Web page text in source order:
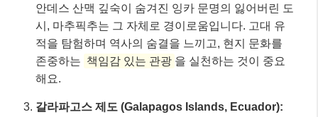
안데스 산맥 깊숙이 숨겨진 잉카 문명의 잃어버린 도
시, 마추픽추는 그 자체로 경이로움입니다. 고대 유
적을 탐험하며 역사의 숨결을 느끼고, 현지 문화를
존중하는 책임감 있는 관광 을 실천하는 것이 중요
해요.
갈라파고스 제도 (Galapagos Islands, Ecuador):